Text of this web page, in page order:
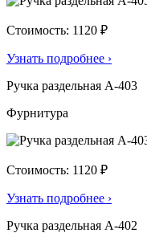
Стоимость: 1120 ₽
Узнать подробнее ›
Ручка раздельная А-403
Фурнитура
Стоимость: 1120 ₽
Узнать подробнее ›
Ручка раздельная А-402